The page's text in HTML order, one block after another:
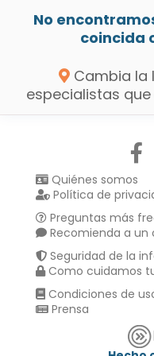
No
coincida
Cambia la
especialistas
Quiénes somos
Política de
Preguntas más
Recomienda a un
Seguridad de la
Como cuidamos
Condiciones de
Prensa